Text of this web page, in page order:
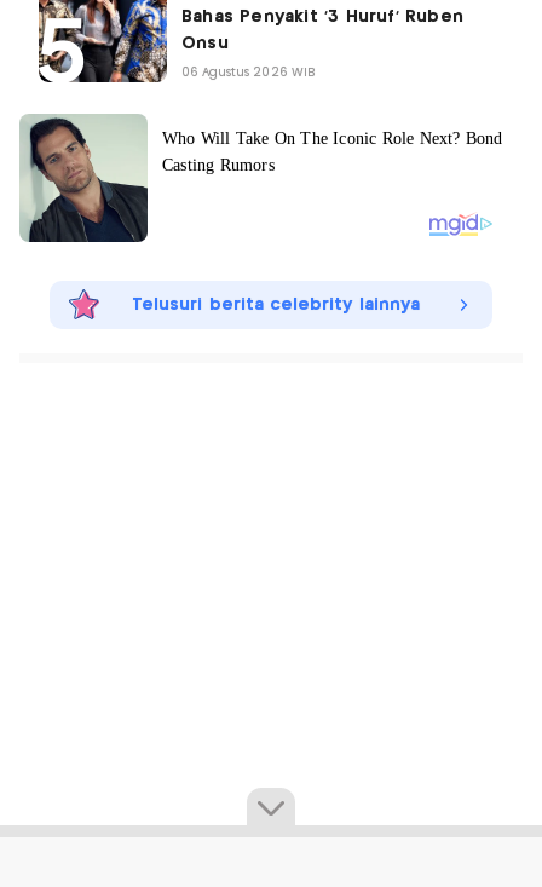
Bahas Penyakit '3 Huruf' Ruben
Onsu
06 Agustus 2026 WIB
Telusuri berita celebrity lainnya